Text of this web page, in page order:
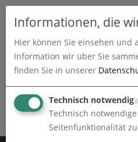
ChromaLuxe
ChromaLuxe von Online
Informationen, die
Hier können Sie einsehen und
Information wir über Sie
finden Sie in unserer
Technisch notwendig
Technisch
Seitenfunktionalität